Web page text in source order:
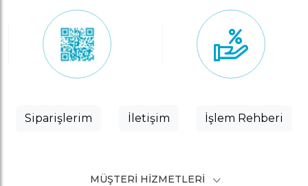
Siparişlerim İletişim İşlem Rehberi
MÜŞTERI HIZMETLERI